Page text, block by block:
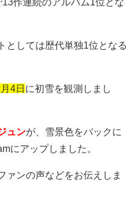
としては歴代単独1 位となる
4日 に初雪を観測しまし
ュンが、雪景色をバックに
にアップしました。
ァンの声などをお伝えしま